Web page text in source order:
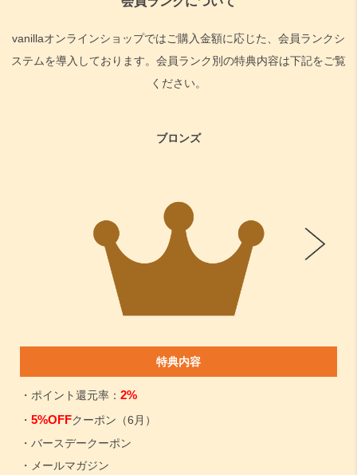
vanillaオンラインショップではご購入金額に応じた、会員ランクシ
ステムを導入しております。会員ランク別の特典内容は下記をご覧
ください。
ブロンズ
特典内容
・ポイント還元率： 2%
・ 5%OFFクーポン（6月）
・バースデークーポン
・メールマガジン